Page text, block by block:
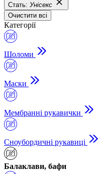
Стать: Унісекс
Очистити всі
Категорії
Шоломи
Маски
Мембранні рукавички
Сноубордичні рукавиці
Балаклави, бафи